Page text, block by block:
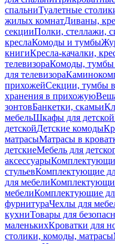
спальниТуалетные
жилых комнатДиваны,
секцииПолки, стеллажи,
креслаКомоды и тумбы
книгиКресла-качалки,
телевизораКомоды, тумбы
для телевизора
прихожейСекции, тумбы
хранения в прихожую
зонтовБанкетки, скамьи
мебельШкафы для детской
детскойДетские комоды
матрасыМатрасы в
детскиеМебель для
аксессуары
стульевКомплектующие
для мебели
мебелиКомплектующие
фурнитураЧехлы для
кухниТовары для
маленькихКроватки для
столики, комоды, матрасы